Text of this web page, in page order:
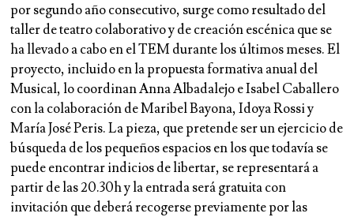
por segundo año consecutivo, surge como resultado del
taller de teatro colaborativo y de creación escénica que se
ha llevado a cabo en el TEM durante los últimos meses. El
proyecto, incluido en la propuesta formativa anual del
Musical, lo coordinan Anna Albadalejo e Isabel Caballero
con la colaboración de Maribel Bayona, Idoya Rossi y
María José Peris. La pieza, que pretende ser un ejercicio de
búsqueda de los pequeños espacios en los que todavía se
puede encontrar indicios de libertar, se representará a
partir de las 20.30h y la entrada será gratuita con
invitación que deberá recogerse previamente por las